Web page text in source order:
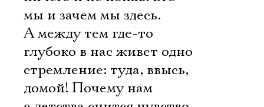
мы и зачем мы здесь.
А между тем где-то
глубоко в нас живет одно
стремление: туда, ввысь,
домой! Почему нам